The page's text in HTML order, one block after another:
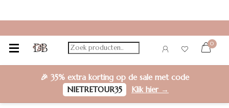
0
🎉 35% extra kortingop de sale met code
NIETRETOUR35
Klik hier →